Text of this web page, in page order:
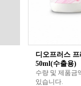
디오프러스
50ml(수출용)
수량 및 제품금
있습니다.